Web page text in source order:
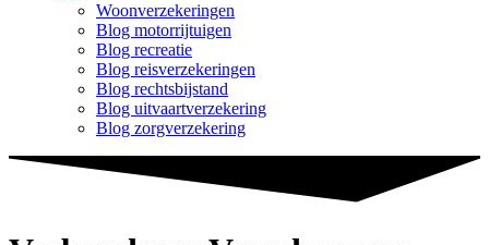
Woonverzekeringen
Blog motorrijtuigen
Blog recreatie
Blog reisverzekeringen
Blog rechtsbijstand
Blog uitvaartverzekering
Blog zorgverzekering